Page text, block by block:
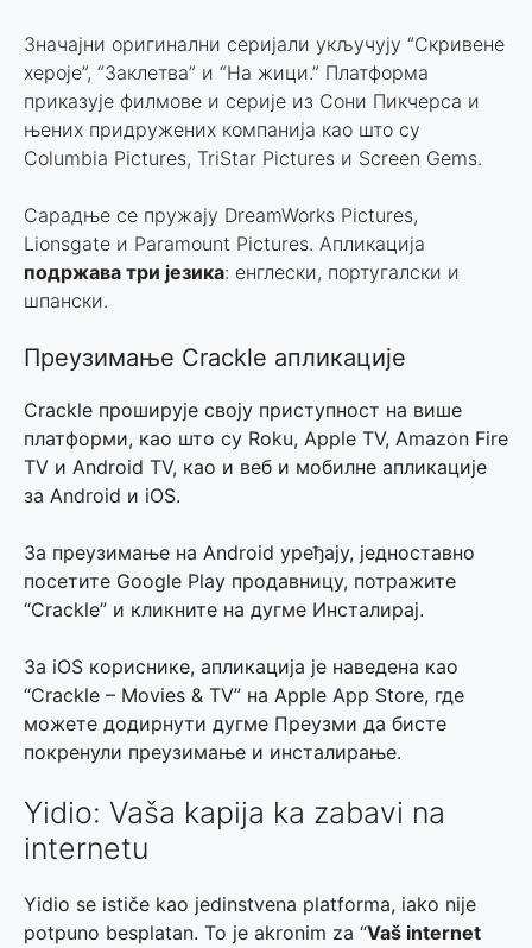
Значајни оригинални серијали укључују “Скривене
хероје”, “Заклетва” и “На жици.” Платформа
приказује филмове и серије из Сони Пикчерса и
њених придружених компанија као што су
Columbia Pictures, TriStar Pictures и Screen Gems.
Сарадње се пружају DreamWorks Pictures,
Lionsgate и Paramount Pictures. Апликација
подржава три језика: енглески, португалски и
шпански.
Преузимање Crackle апликације
Crackle проширује своју приступност на више
платформи, као што су Roku, Apple TV, Amazon Fire
TV и Android TV, као и веб и мобилне апликације
за Android и iOS.
За преузимање на Android уређају, једноставно
посетите Google Play продавницу, потражите
“Crackle” и кликните на дугме Инсталирај.
За iOS кориснике, апликација је наведена као
“Crackle – Movies & TV” на Apple App Store, где
можете додирнути дугме Преузми да бисте
покренули преузимање и инсталирање.
Yidio: Vaša kapija ka zabavi na
internetu
Yidio se ističe kao jedinstvena platforma, iako nije
potpuno besplatan. To je akronim za “Vaš internet